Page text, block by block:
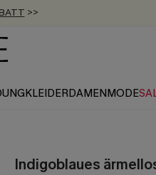
>>
ERHALTEN
€
KLEIDERDAMENMODE
Indigoblaues